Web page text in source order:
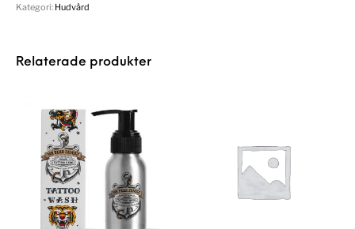
Kategori: Hudvård
Relaterade produkter